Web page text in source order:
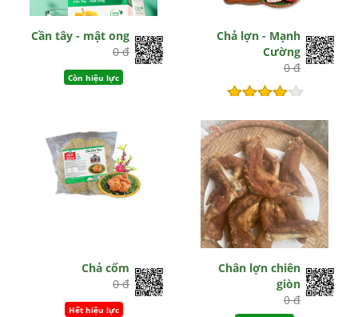
Cần tây - mật ong
0 đ
Còn hiệu lực
Chả lợn - Mạnh
Cường
0 đ
Chả cốm
0 đ
Hết hiệu lực
Chân lợn chiên
giòn
0 đ